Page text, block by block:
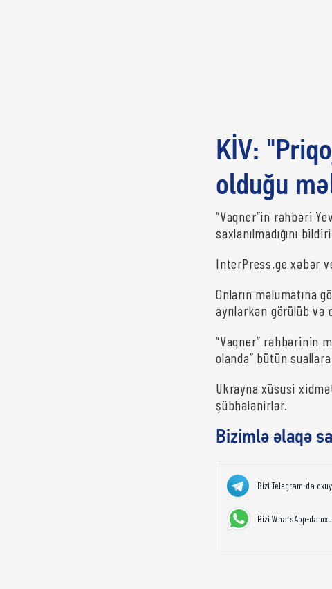
KİV:
olduğu
“Vaqner”in rəhbəri
saxlanılmadığını
InterPress.ge xəbər
Onların məlumatına
ayrılarkən görülüb və
“Vaqner” rəhbərinin
olanda” bütün
Ukrayna xüsusi
şübhələnirlər.
Bizimlə əlaqə
Bizi Telegram-da
Bizi WhatsApp-da